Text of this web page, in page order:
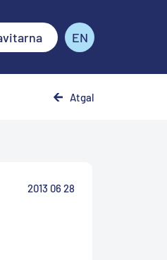
EN
Atgal
2013 06 28